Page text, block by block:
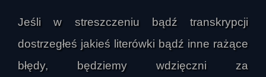
nieudanym małżeństwie i kolejnych pobytach w
więzieniu związała się z Tyrią Moore, z którą
przez pewien czas żyła i podróżowała po
Jeśli w streszczeniu bądź transkrypcji
dostrzegłeś jakieś literówki bądź inne rażące
błędy, będziemy wdzięczni za